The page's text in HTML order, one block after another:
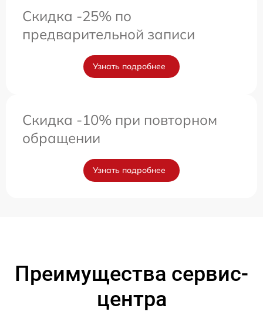
Скидка -25% по
предварительной записи
Узнать подробнее
Скидка -10% при повторном
обращении
Узнать подробнее
Преимущества сервис-
центра